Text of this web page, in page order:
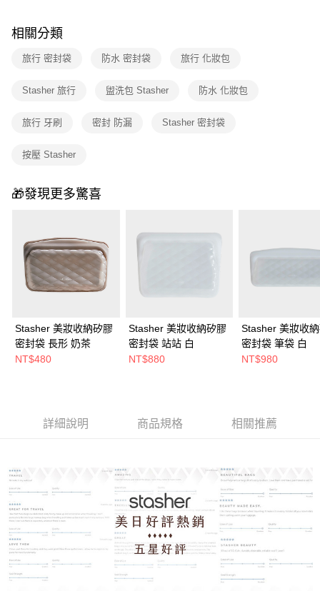
用戶於交易時，得透過本服務購買商品或服務，並由商店將買賣／分期付款
買賣價金債權讓與本公司後，依約使用本公司帳單繳交帳款。
2.基於同意付款使用「大哥付你分期」之契約關係目的，商店將以您的個人
資料（包含姓名、電話或地址）提供予台灣大哥大進項蒐集、處理及利用，
3.完整用戶服務條款，請詳閱以下連結：
https://oppay.tw/userRule
相關分類
旅行 密封袋 防水 密封袋 旅行 化妝包
Stasher 旅行 盥洗包 Stasher 防水 化妝包
旅行 牙刷 密封 防漏 Stasher 密封袋
按壓 Stasher
🎁發現更多驚喜
Stasher 美妝收納矽膠
密封袋 長形 奶茶
NT$480
Stasher 美妝收納矽膠
密封袋 站站 白
NT$880
Stasher 美妝收
密封袋 筆袋 白
NT$980
詳細說明 商品規格 相關推薦